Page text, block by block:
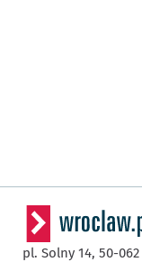
pl. Solny 14, 50-062